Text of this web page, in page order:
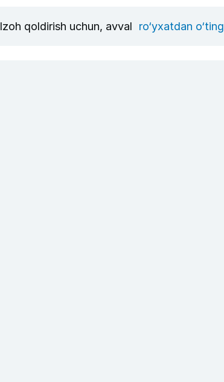
Izoh qoldirish uchun, avval ro‘yxatdan o‘ting